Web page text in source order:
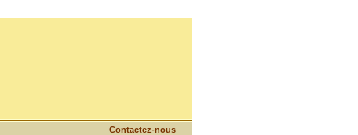
Contactez-nous